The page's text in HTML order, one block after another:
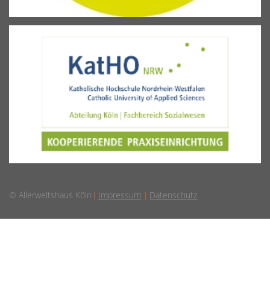
© Allerweltshaus Köln Impressum Datenschutz